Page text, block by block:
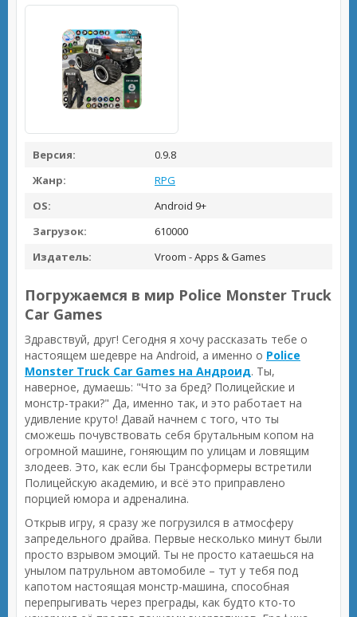
Версия:
0.9.8
Жанр:
RPG
OS:
Android 9+
Загрузок:
610000
Издатель:
Vroom - Apps & Games
Погружаемся в мир Police Monster Truck
Car Games
Здравствуй, друг! Сегодня я хочу рассказать тебе о
настоящем шедевре на Android, а именно о Police
Monster Truck Car Games на Андроид. Ты,
наверное, думаешь: "Что за бред? Полицейские и
монстр-траки?" Да, именно так, и это работает на
удивление круто! Давай начнем с того, что ты
сможешь почувствовать себя брутальным копом на
огромной машине, гоняющим по улицам и ловящим
злодеев. Это, как если бы Трансформеры встретили
Полицейскую академию, и всё это приправлено
порцией юмора и адреналина.
Открыв игру, я сразу же погрузился в атмосферу
запредельного драйва. Первые несколько минут были
просто взрывом эмоций. Ты не просто катаешься на
унылом патрульном автомобиле – тут у тебя под
капотом настоящая монстр-машина, способная
перепрыгивать через преграды, как будто кто-то